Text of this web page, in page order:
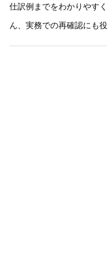
仕訳例までをわかりやす
ん、実務での再確認にも